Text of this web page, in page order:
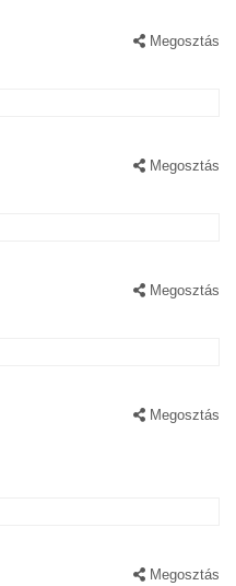
Megosztás
Megosztás
Megosztás
Megosztás
Megosztás